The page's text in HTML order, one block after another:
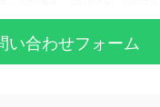
い合わせフォーム